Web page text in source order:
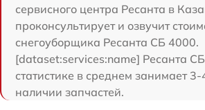
сервисного центра Ресанта в
проконсультирует и озвучит
снегоуборщика Ресанта СБ 4000.
[dataset:services:name] Ресанта
статистике в среднем занимает
наличии запчастей.